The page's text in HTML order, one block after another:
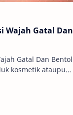
Wajah Gatal Dan
Gatal Dan Bentol
kosmetik ataupun